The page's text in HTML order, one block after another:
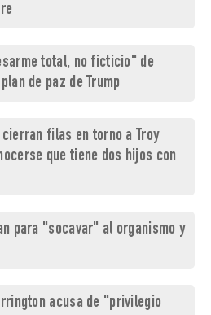
total, no ficticio" de
de paz de Trump
filas en torno a Troy
que tiene dos hijos con
para "socavar" al organismo y
acusa de "privilegio